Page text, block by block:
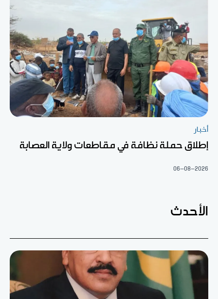
أخبار
إطلاق حملة نظافة في مقاطعات ولاية العصابة
06-08-2026
الأحدث